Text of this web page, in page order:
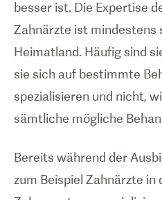
besser ist. Die Expertise
Zahnärzte ist mindestens
Heimatland. Häufig sind
sie sich auf bestimmte
spezialisieren und nicht,
sämtliche mögliche
Bereits während der
zum Beispiel Zahnärzte in